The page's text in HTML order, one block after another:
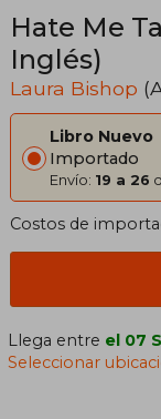
Hate Me
Inglés)
Laura Bishop
Libro Nuevo
Importado
Envío: 19 a 26
Costos de
Llega entre el 07
Seleccionar